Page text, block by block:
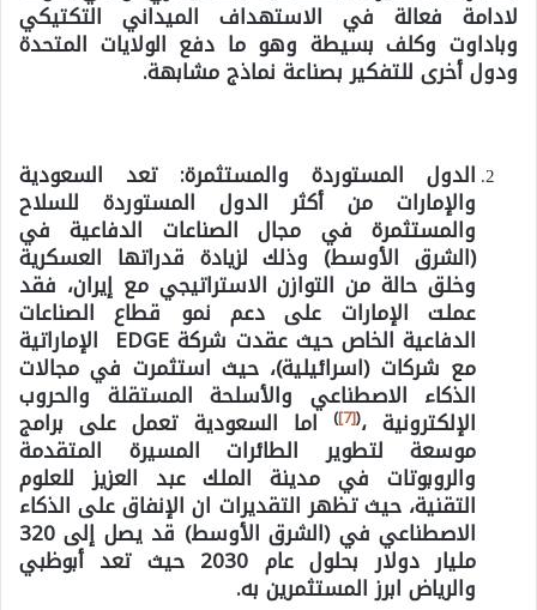
لادامة فعالة في الاستهداف الميداني التكتيكي
وباداوت وكلف بسيطة وهو ما دفع الولايات المتحدة
ودول أخرى للتفكير بصناعة نماذج مشابهة.
الدول المستوردة والمستثمرة: تعد السعودية
والإمارات من أكثر الدول المستوردة للسلاح
والمستثمرة في مجال الصناعات الدفاعية في
(الشرق الأوسط) وذلك لزيادة قدراتها العسكرية
وخلق حالة من التوازن الاستراتيجي مع إيران، فقد
عملت الإمارات على دعم نمو قطاع الصناعات
الدفاعية الخاص حيث عقدت شركة EDGE الإماراتية
مع شركات (اسرائيلية)، حيث استثمرت في مجالات
الذكاء الاصطناعي والأسلحة المستقلة والحروب
الإلكترونية ،(
[7]
) اما السعودية تعمل على برامج
موسعة لتطوير الطائرات المسيرة المتقدمة
والروبوتات في مدينة الملك عبد العزيز للعلوم
التقنية، حيث تظهر التقديرات ان الإنفاق على الذكاء
الاصطناعي في (الشرق الأوسط) قد يصل إلى 320
مليار دولار بحلول عام 2030 حيث تعد أبوظبي
والرياض ابرز المستثمرين به.